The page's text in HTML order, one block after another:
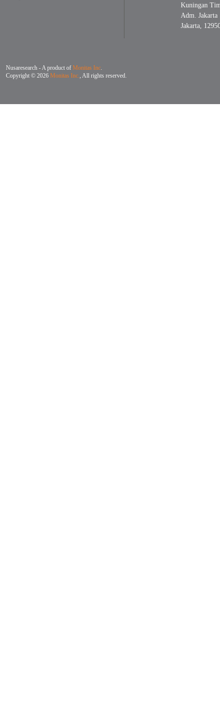
Kuningan
Adm.
Jakarta,
Nusaresearch - A product of Monitas Inc.
Copyright © 2026 Monitas Inc., All rights reserved.